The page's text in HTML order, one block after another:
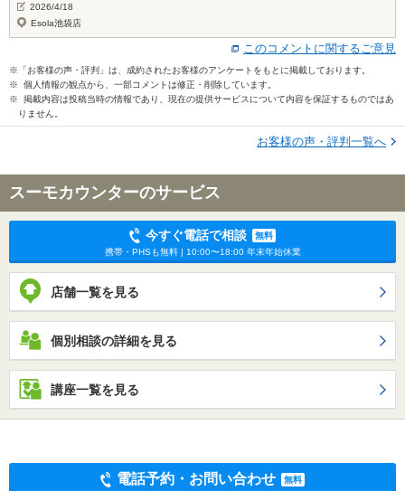
2026/4/18
Esola池袋店
このコメントに関するご意見
※「お客様の声・評判」は、成約されたお客様のアンケートをもとに掲載しております。
※ 個人情報の観点から、一部コメントは修正・削除しています。
※ 掲載内容は投稿当時の情報であり、現在の提供サービスについて内容を保証するものではあ
りません。
お客様の声・評判一覧へ
スーモカウンターのサービス
今すぐ電話で相談
無料
携帯・PHSも無料 | 10:00〜18:00 年末年始休業
店舗一覧を見る
個別相談の詳細を見る
講座一覧を見る
電話予約・お問い合わせ 無料